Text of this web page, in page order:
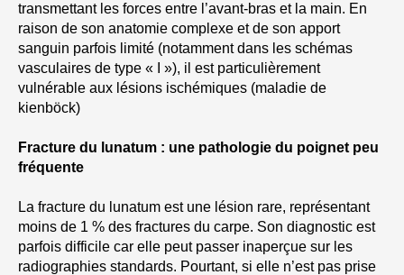
transmettant les forces entre l’avant-bras et la main. En
raison de son anatomie complexe et de son apport
sanguin parfois limité (notamment dans les schémas
vasculaires de type « I »), il est particulièrement
vulnérable aux lésions ischémiques (maladie de
kienböck)
Fracture du lunatum : une pathologie du poignet peu
fréquente
La fracture du lunatum est une lésion rare, représentant
moins de 1 % des fractures du carpe. Son diagnostic est
parfois difficile car elle peut passer inaperçue sur les
radiographies standards. Pourtant, si elle n’est pas prise